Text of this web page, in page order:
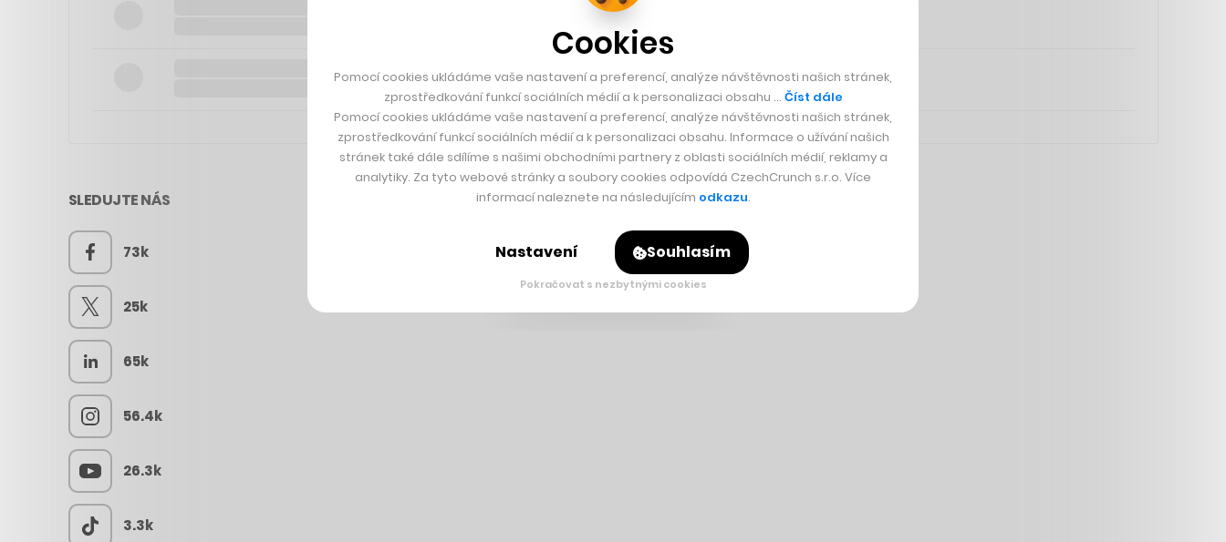
SLEDUJTE NÁS
73k
25k
65k
56.4k
26.3k
3.3k
Cookies
Pomocí cookies ukládáme vaše nastavení a preferencí, analýze návštěvnosti našich stránek,
zprostředkování funkcí sociálních médií a k personalizaci obsahu … Číst dále
Pomocí cookies ukládáme vaše nastavení a preferencí, analýze návštěvnosti našich stránek,
zprostředkování funkcí sociálních médií a k personalizaci obsahu. Informace o užívání našich
stránek také dále sdílíme s našimi obchodními partnery z oblasti sociálních médií, reklamy a
analytiky. Za tyto webové stránky a soubory cookies odpovídá CzechCrunch s.r.o. Více
informací naleznete na následujícím odkazu.
Nastavení Souhlasím
Pokračovat s nezbytnými cookies